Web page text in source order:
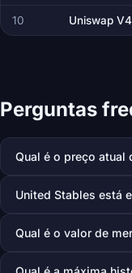
10 Uniswap
Perguntas
Qual é o preço atual
United Stables está
Qual é o valor de